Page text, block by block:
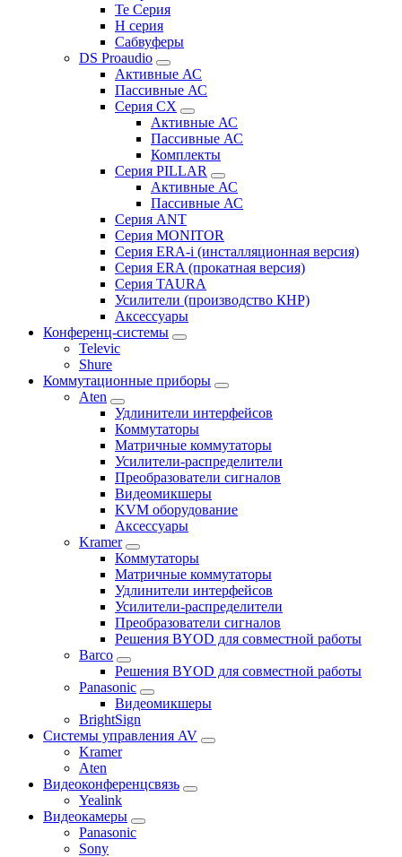
Te Серия
H серия
Сабвуферы
DS Proaudio
Активные АС
Пассивные АС
Серия CX
Активные АС
Пассивные АС
Комплекты
Серия PILLAR
Активные АС
Пассивные АС
Серия ANT
Серия MONITOR
Серия ERA-i (инсталляционная версия)
Серия ERA (прокатная версия)
Серия TAURA
Усилители (производство КНР)
Аксессуары
Конференц-системы
Televic
Shure
Коммутационные приборы
Aten
Удлинители интерфейсов
Коммутаторы
Матричные коммутаторы
Усилители-распределители
Преобразователи сигналов
Видеомикшеры
KVM оборудование
Аксессуары
Kramer
Коммутаторы
Матричные коммутаторы
Удлинители интерфейсов
Усилители-распределители
Преобразователи сигналов
Решения BYOD для совместной работы
Barco
Решения BYOD для совместной работы
Panasonic
Видеомикшеры
BrightSign
Системы управления AV
Kramer
Aten
Видеоконференцсвязь
Yealink
Видеокамеры
Panasonic
Sony